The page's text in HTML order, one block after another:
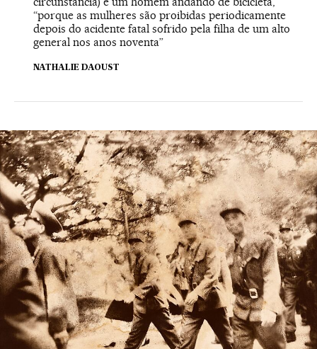
“porque as mulheres são proibidas periodicamente
depois do acidente fatal sofrido pela filha de um alto
general nos anos noventa”
NATHALIE DAOUST